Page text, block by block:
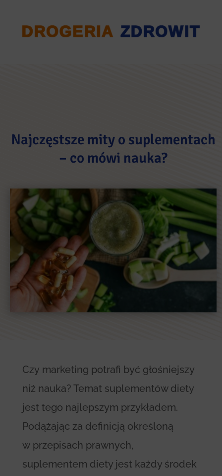
Najczęstsze mity o suplementach
– co mówi nauka?
Czy marketing potrafi być głośniejszy
niż nauka? Temat suplementów diety
jest tego najlepszym przykładem.
Podążając za definicją określoną
w przepisach prawnych,
suplementem diety jest każdy środek